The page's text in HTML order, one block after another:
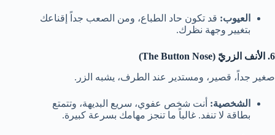
العيوب: قد تكون حاد الطباع، ومن الصعب جداً إقناعك
بتغيير وجهة نظرك.
6. الأنف الزريّ (The Button Nose)
صغير جداً، قصير، ومستدير عند الطرف، يشبه الزر.
الشخصية: أنت شخص عفوي، سريع البديهة، وتتمتع
بطاقة لا تنفد. غالباً ما تنجز مهامك بسرعة كبيرة.